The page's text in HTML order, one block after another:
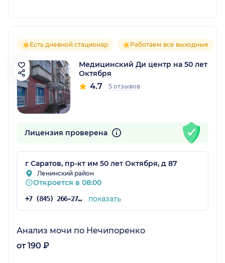
Есть дневной стационар Работаем все выходные
Медицинский Ди центр на 50 лет
Октября
4.7 5 отзывов
Лицензия проверена
г Саратов, пр-кт им 50 лет Октября, д 87
Ленинский район
Откроется в 08:00
+7 (845) 266-27-65 показать
Анализ мочи по Нечипоренко
от 190 ₽